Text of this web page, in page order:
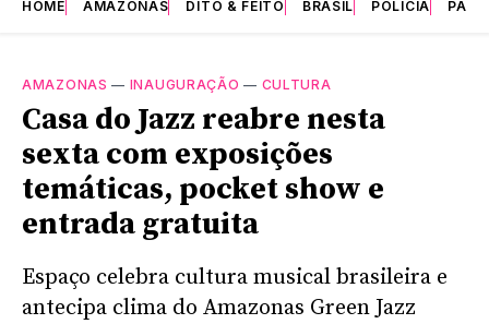
HOME AMAZONAS DITO & FEITO BRASIL POLÍCIA
AMAZONAS — INAUGURAÇÃO — CULTURA
Casa do Jazz reabre nesta
sexta com exposições
temáticas, pocket show e
entrada gratuita
Espaço celebra cultura musical brasileira e
antecipa clima do Amazonas Green Jazz